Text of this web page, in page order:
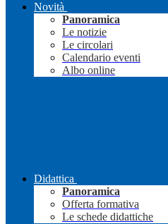
Novità
Panoramica
Le notizie
Le circolari
Calendario eventi
Albo online
Didattica
Panoramica
Offerta formativa
Le schede didattiche